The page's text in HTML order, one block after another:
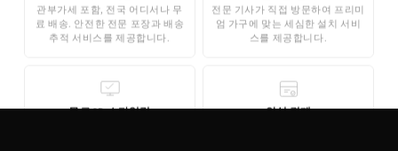
관부가세 포함, 전국 어디서나 무
료 배송. 안전한 전문 포장과 배송
추적 서비스를 제공합니다.
전문 기사가 직접 방문하여 프리미
엄 가구에 맞는 세심한 설치 서비
스를 제공합니다.
무료 3D 스타일링 안심 결제